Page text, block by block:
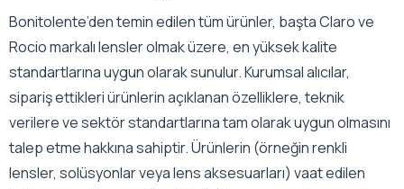
Bonitolente’den temin edilen tüm ürünler, başta Claro ve
Rocio markalı lensler olmak üzere, en yüksek kalite
standartlarına uygun olarak sunulur. Kurumsal alıcılar,
sipariş ettikleri ürünlerin açıklanan özelliklere, teknik
verilere ve sektör standartlarına tam olarak uygun olmasını
talep etme hakkına sahiptir. Ürünlerin (örneğin renkli
lensler, solüsyonlar veya lens aksesuarları) vaat edilen